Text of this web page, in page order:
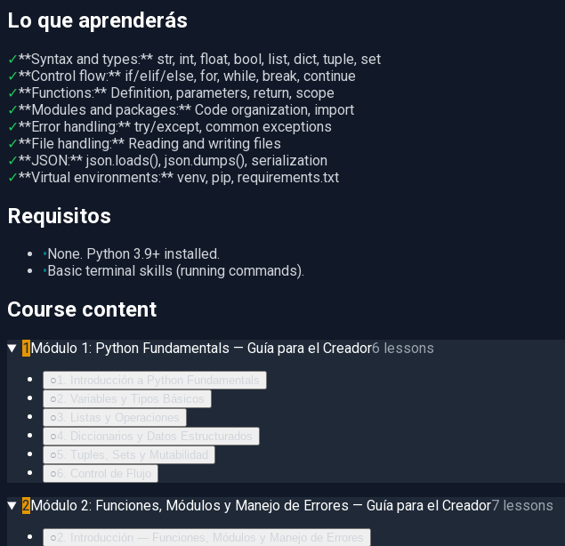
Lo que aprenderás
✓**Syntax and types:** str, int, float, bool, list, dict, tuple, set
✓**Control flow:** if/elif/else, for, while, break, continue
✓**Functions:** Definition, parameters, return, scope
✓**Modules and packages:** Code organization, import
✓**Error handling:** try/except, common exceptions
✓**File handling:** Reading and writing files
✓**JSON:** json.loads(), json.dumps(), serialization
✓**Virtual environments:** venv, pip, requirements.txt
Requisitos
• None. Python 3.9+ installed.
• Basic terminal skills (running commands).
Course content
1 Módulo 1: Python Fundamentals — Guía para el Creador6 lessons
○1. Introducción a Python Fundamentals
○2. Variables y Tipos Básicos
○3. Listas y Operaciones
○4. Diccionarios y Datos Estructurados
○5. Tuples, Sets y Mutabilidad
○6. Control de Flujo
2 Módulo 2: Funciones, Módulos y Manejo de Errores — Guía para el Creador7 lessons
○2. Introducción — Funciones, Módulos y Manejo de Errores